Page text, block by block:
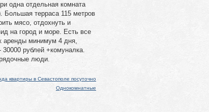
одна отдельная комната
Большая терраса 115 метров
мясо, отдохнуть и
на город и море. Есть все
аренды минимум 4 дня,
рублей +комуналка.
люди.
квартиры в Севастополе посуточно
Однокомнатные